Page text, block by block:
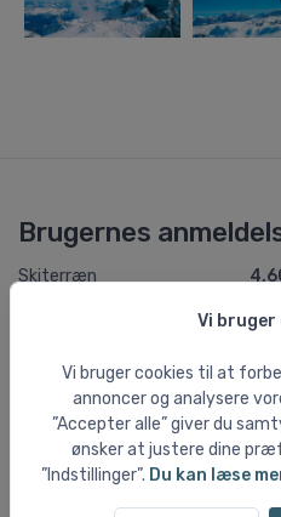
Vi bruger
Vi bruger cookies til at
annoncer og analysere
”Accepter alle” giver du
ønsker at justere dine
”Indstillinger”. Du kan læse
Brugernes
Skiterræn
Børnevenlighed
Begyndervenlighed